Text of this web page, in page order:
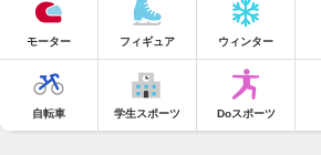
モーター フィギュア ウィンター
自転車 学生スポーツ Doスポーツ